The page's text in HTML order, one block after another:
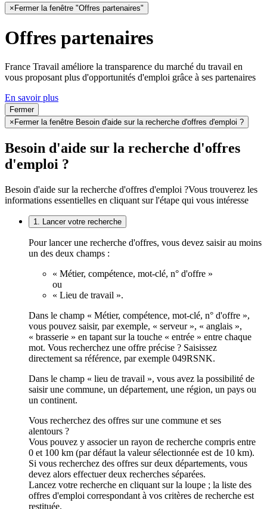
×Fermer la fenêtre "Offres partenaires"
Offres partenaires
France Travail améliore la transparence du marché du travail en
vous proposant plus d'opportunités d'emploi grâce à ses partenaires
En savoir plus
Fermer
× Fermer la fenêtre Besoin d'aide sur la recherche d'offres d'emploi ?
Besoin d'aide sur la recherche d'offres
d'emploi ?
Besoin d'aide sur la recherche d'offres d'emploi ?Vous trouverez les
informations essentielles en cliquant sur l'étape qui vous intéresse
1. Lancer votre recherche
Pour lancer une recherche d'offres, vous devez saisir au moins
un des deux champs :
« Métier, compétence, mot-clé, n° d'offre »
ou
« Lieu de travail ».
Dans le champ « Métier, compétence, mot-clé, n° d'offre »,
vous pouvez saisir, par exemple, « serveur », « anglais »,
« brasserie » en tapant sur la touche « entrée » entre chaque
mot. Vous recherchez une offre précise ? Saisissez
directement sa référence, par exemple 049RSNK.
Dans le champ « lieu de travail », vous avez la possibilité de
saisir une commune, un département, une région, un pays ou
un continent.
Vous recherchez des offres sur une commune et ses
alentours ?
Vous pouvez y associer un rayon de recherche compris entre
0 et 100 km (par défaut la valeur sélectionnée est de 10 km).
Si vous recherchez des offres sur deux départements, vous
devez alors effectuer deux recherches séparées.
Lancez votre recherche en cliquant sur la loupe ; la liste des
offres d'emploi correspondant à vos critères de recherche est
restituée.